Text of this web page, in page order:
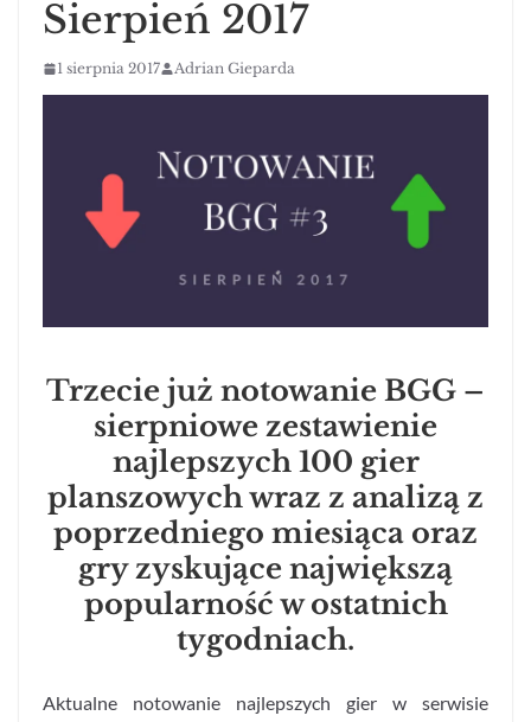
Sierpień 2017
1 sierpnia 2017 Adrian Gieparda
Trzecie już notowanie BGG –
sierpniowe zestawienie
najlepszych 100 gier
planszowych wraz z analizą z
poprzedniego miesiąca oraz
gry zyskujące największą
popularność w ostatnich
tygodniach.
Aktualne notowanie najlepszych gier w serwisie